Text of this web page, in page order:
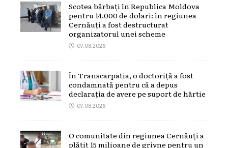
Scotea bărbați în Republica Moldova
pentru 14.000 de dolari: în regiunea
Cernăuți a fost destructurat
organizatorul unei scheme
07.08.2026
În Transcarpatia, o doctoriță a fost
condamnată pentru că a depus
declarația de avere pe suport de hârtie
07.08.2026
O comunitate din regiunea Cernăuți a
plătit 15 milioane de grivne pentru un